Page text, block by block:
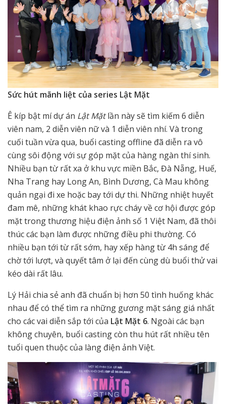
Sức hút mãnh liệt của series Lật Mặt
Ê kíp bật mí dự án Lật Mặtlần này sẽ tìm kiếm 6 diễn
viên nam, 2 diễn viên nữ và 1 diễn viên nhí. Và trong
cuối tuần vừa qua, buổi casting offline đã diễn ra vô
cùng sôi động với sự góp mặt của hàng ngàn thí sinh.
Nhiều bạn từ rất xa ở khu vực miền Bắc, Đà Nẵng, Huế,
Nha Trang hay Long An, Bình Dương, Cà Mau không
quản ngại đi xe hoặc bay tới dự thi. Những nhiệt huyết
đam mê, những khát khao rực cháy về cơ hội được góp
mặt trong thương hiệu điện ảnh số 1 Việt Nam, đã thôi
thúc các bạn làm được những điều phi thường. Có
nhiều bạn tới từ rất sớm, hay xếp hàng từ 4h sáng để
chờ tới lượt, và quyết tâm ở lại đến cùng dù buổi thử vai
kéo dài rất lâu.
Lý Hải chia sẻ anh đã chuẩn bị hơn 50 tình huống khác
nhau để có thể tìm ra những gương mặt sáng giá nhất
cho các vai diễn sắp tới của Lật Mặt 6. Ngoài các bạn
không chuyên, buổi casting còn thu hút rất nhiều tên
tuổi quen thuộc của làng điện ảnh Việt.